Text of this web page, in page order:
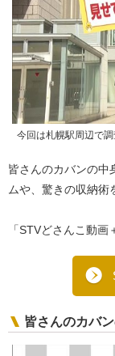
今回は札幌駅周辺で調
皆さんのカバンの中
ムや、驚きの収納術
「STVどさんこ動
皆さんのカバ